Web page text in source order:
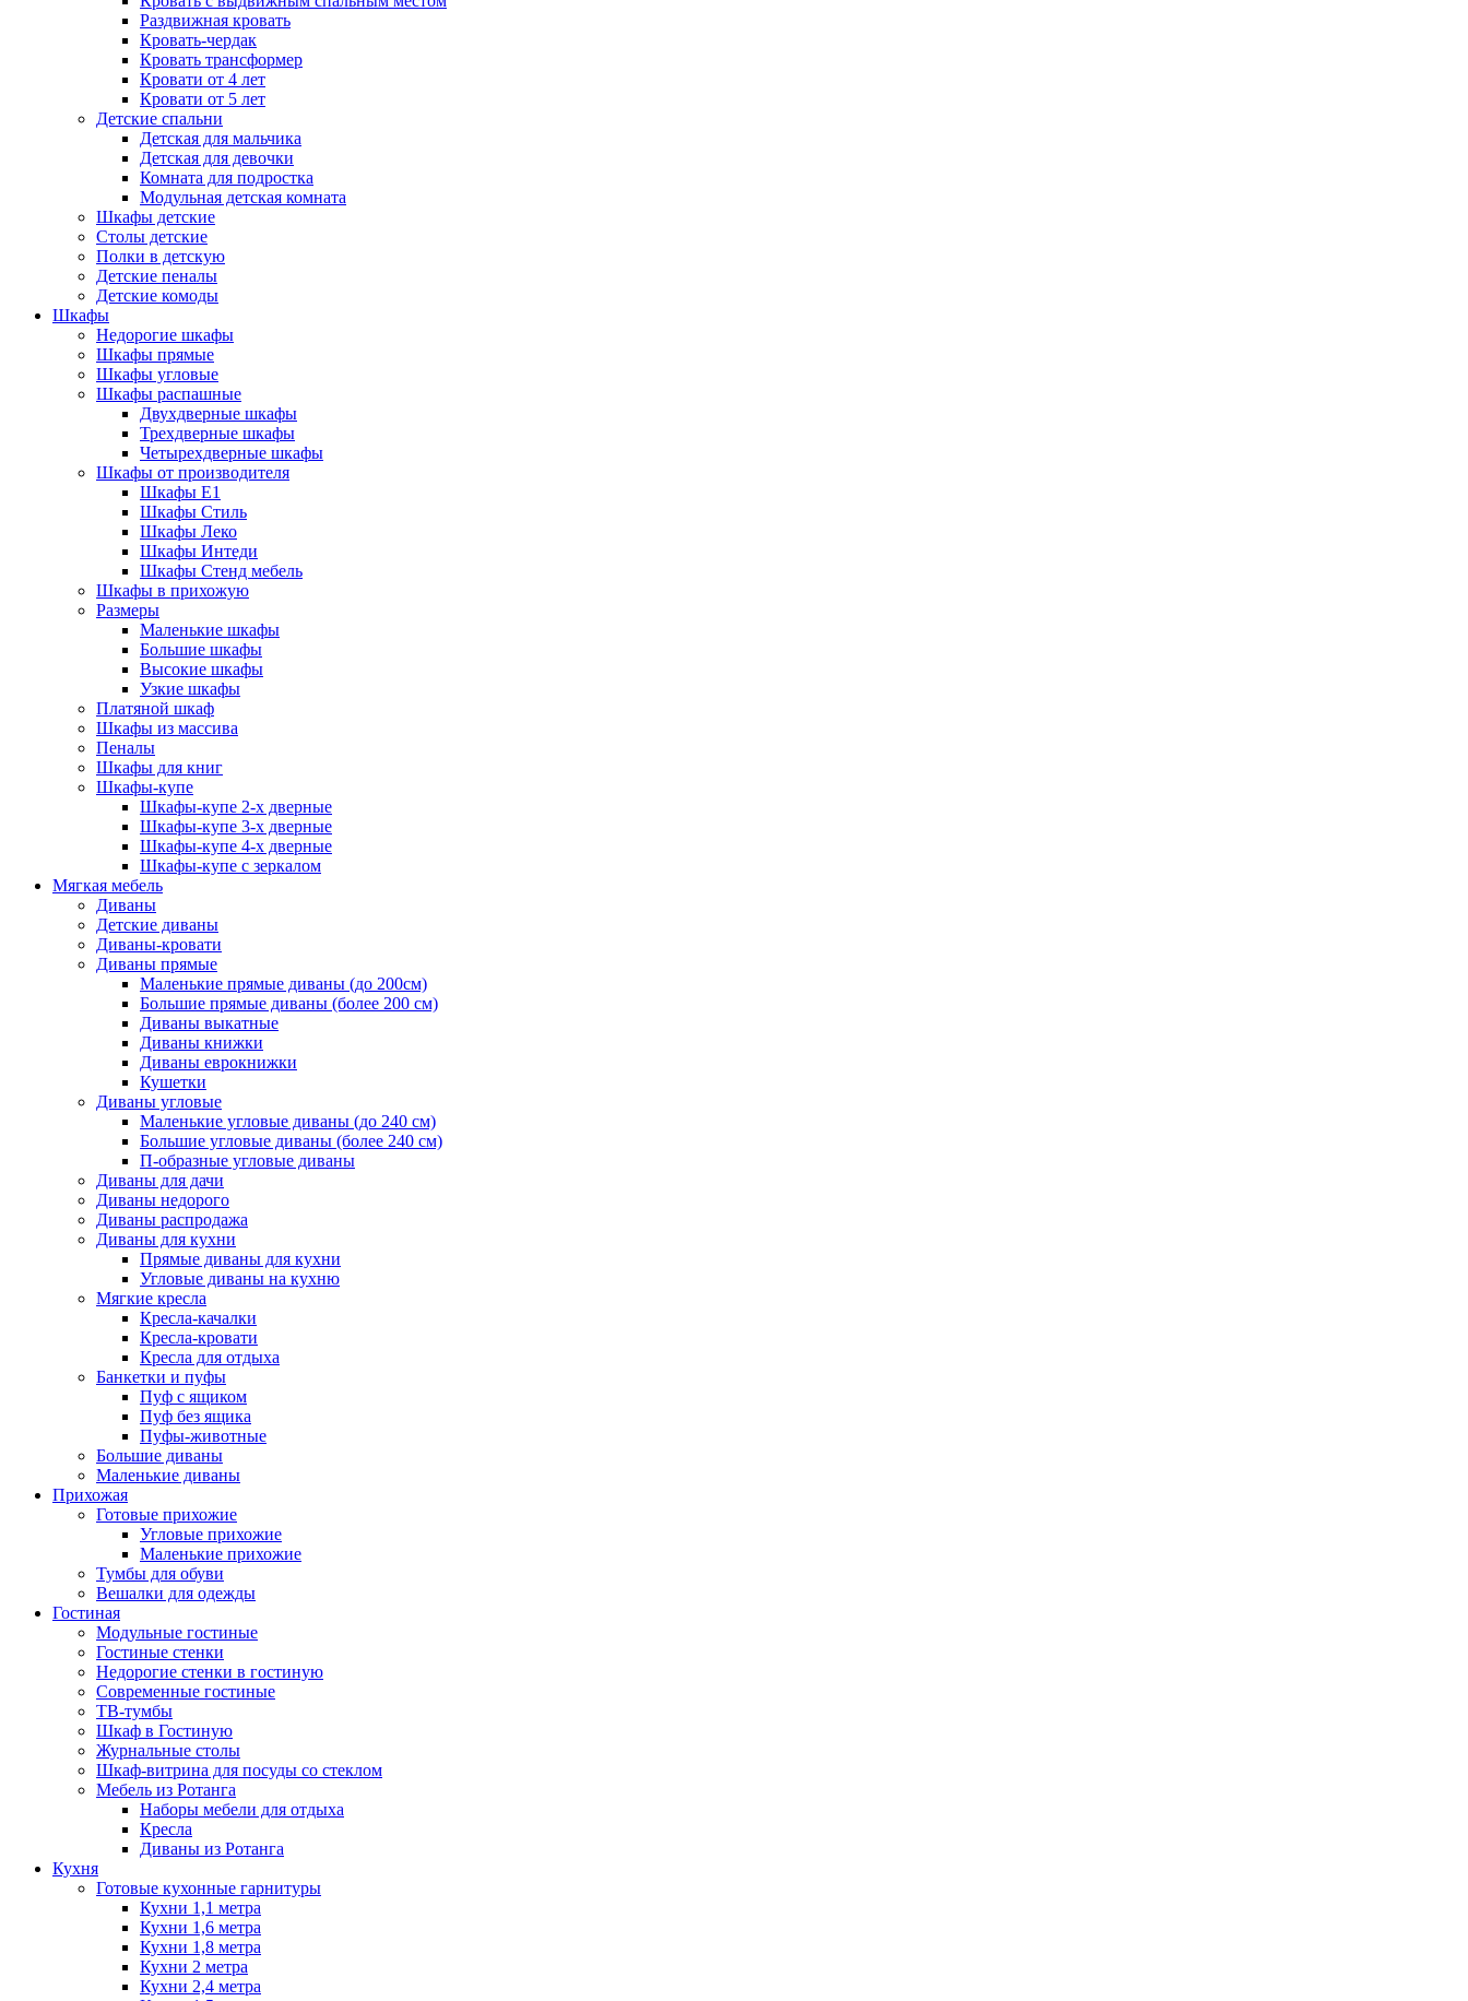
Раздвижная кровать
Кровать-чердак
Кровать трансформер
Кровати от 4 лет
Кровати от 5 лет
Детские спальни
Детская для мальчика
Детская для девочки
Комната для подростка
Модульная детская комната
Шкафы детские
Столы детские
Полки в детскую
Детские пеналы
Детские комоды
Шкафы
Недорогие шкафы
Шкафы прямые
Шкафы угловые
Шкафы распашные
Двухдверные шкафы
Трехдверные шкафы
Четырехдверные шкафы
Шкафы от производителя
Шкафы E1
Шкафы Стиль
Шкафы Леко
Шкафы Интеди
Шкафы Стенд мебель
Шкафы в прихожую
Размеры
Маленькие шкафы
Большие шкафы
Высокие шкафы
Узкие шкафы
Платяной шкаф
Шкафы из массива
Пеналы
Шкафы для книг
Шкафы-купе
Шкафы-купе 2-х дверные
Шкафы-купе 3-х дверные
Шкафы-купе 4-х дверные
Шкафы-купе с зеркалом
Мягкая мебель
Диваны
Детские диваны
Диваны-кровати
Диваны прямые
Маленькие прямые диваны (до 200см)
Большие прямые диваны (более 200 см)
Диваны выкатные
Диваны книжки
Диваны еврокнижки
Кушетки
Диваны угловые
Маленькие угловые диваны (до 240 см)
Большие угловые диваны (более 240 см)
П-образные угловые диваны
Диваны для дачи
Диваны недорого
Диваны распродажа
Диваны для кухни
Прямые диваны для кухни
Угловые диваны на кухню
Мягкие кресла
Кресла-качалки
Кресла-кровати
Кресла для отдыха
Банкетки и пуфы
Пуф с ящиком
Пуф без ящика
Пуфы-животные
Большие диваны
Маленькие диваны
Прихожая
Готовые прихожие
Угловые прихожие
Маленькие прихожие
Тумбы для обуви
Вешалки для одежды
Гостиная
Модульные гостиные
Гостиные стенки
Недорогие стенки в гостиную
Современные гостиные
ТВ-тумбы
Шкаф в Гостиную
Журнальные столы
Шкаф-витрина для посуды со стеклом
Мебель из Ротанга
Наборы мебели для отдыха
Кресла
Диваны из Ротанга
Кухня
Готовые кухонные гарнитуры
Кухни 1,1 метра
Кухни 1,6 метра
Кухни 1,8 метра
Кухни 2 метра
Кухни 2,4 метра